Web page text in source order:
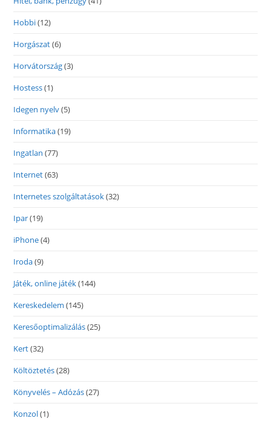
Hobbi(12)
Horgászat(6)
Horvátország(3)
Hostess(1)
Idegen nyelv(5)
Informatika(19)
Ingatlan (77)
Internet(63)
Internetes szolgáltatások(32)
Ipar(19)
iPhone(4)
Iroda(9)
Játék, online játék(144)
Kereskedelem (145)
Keresőoptimalizálás(25)
Kert(32)
Költöztetés(28)
Könyvelés – Adózás(27)
Konzol(1)